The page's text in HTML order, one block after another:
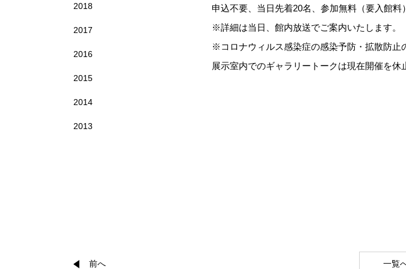
2018
2017
2016
2015
2014
2013
申込不要、当日先着20名、参加無料（要入館料）
※詳細は当日、館内放送でご案内いたします。
※コロナウィルス感染症の感染予防・拡散防止
展示室内でのギャラリートークは現在開催を
前へ 一覧